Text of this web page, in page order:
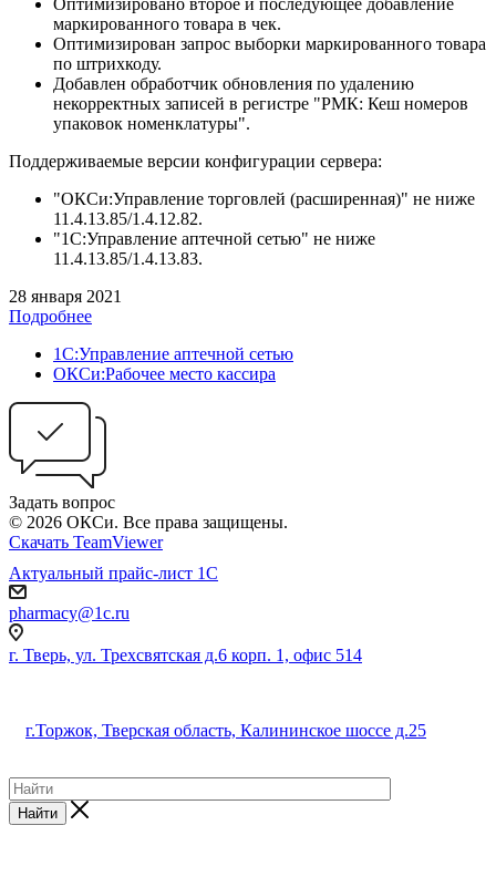
маркированного товара в чек.
Оптимизирован запрос выборки маркированного товара
по штрихкоду.
Добавлен обработчик обновления по удалению
некорректных записей в регистре "РМК: Кеш номеров
упаковок номенклатуры".
Поддерживаемые версии конфигурации сервера:
"ОКСи:Управление торговлей (расширенная)" не ниже
11.4.13.85/1.4.12.82.
"1С:Управление аптечной сетью" не ниже
11.4.13.85/1.4.13.83.
28 января 2021
Подробнее
1С:Управление аптечной сетью
ОКСи:Рабочее место кассира
Задать вопрос
© 2026 ОКСи. Все права защищены.
Скачать TeamViewer
Актуальный прайс-лист 1С
pharmacy@1c.ru
г. Тверь, ул. Трехсвятская д.6 корп. 1, офис 514
г.Торжок, Тверская область, Калининское шоссе д.25
Найти